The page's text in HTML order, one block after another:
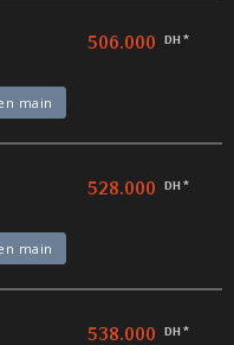
506.000 DH *
main
528.000 DH *
main
538.000 DH *